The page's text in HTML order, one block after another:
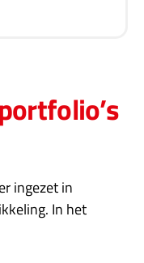
ingezet in
In het